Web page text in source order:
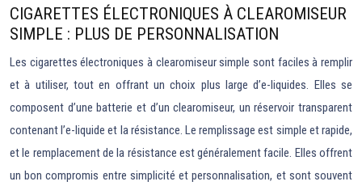
CIGARETTES ÉLECTRONIQUES À CLEAROMISEUR
SIMPLE : PLUS DE PERSONNALISATION
Les cigarettes électroniques à clearomiseur simple sont faciles à remplir
et à utiliser, tout en offrant un choix plus large d’e-liquides. Elles se
composent d’une batterie et d’un clearomiseur, un réservoir transparent
contenant l’e-liquide et la résistance. Le remplissage est simple et rapide,
et le remplacement de la résistance est généralement facile. Elles offrent
un bon compromis entre simplicité et personnalisation, et sont souvent